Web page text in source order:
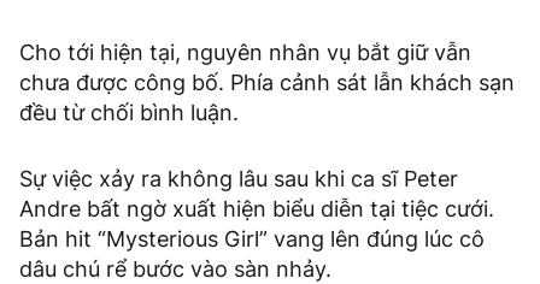
Cho tới hiện tại, nguyên nhân vụ bắt giữ vẫn
chưa được công bố. Phía cảnh sát lẫn khách sạn
đều từ chối bình luận.
Sự việc xảy ra không lâu sau khi ca sĩ Peter
Andre bất ngờ xuất hiện biểu diễn tại tiệc cưới.
Bản hit “Mysterious Girl” vang lên đúng lúc cô
dâu chú rể bước vào sàn nhảy.